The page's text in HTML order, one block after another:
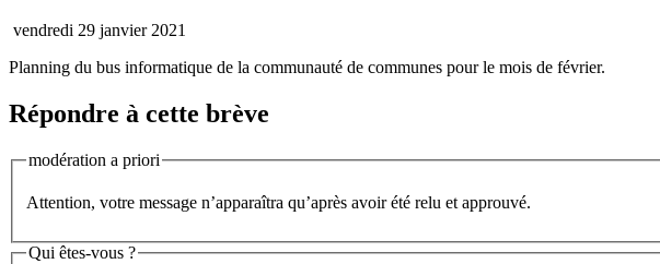
vendredi 29 janvier 2021
Planning du bus informatique de la communauté de communes pour le mois de février.
Répondre à cette brève
modération a priori
Attention, votre message n’apparaîtra qu’après avoir été relu et approuvé.
Qui êtes-vous ?